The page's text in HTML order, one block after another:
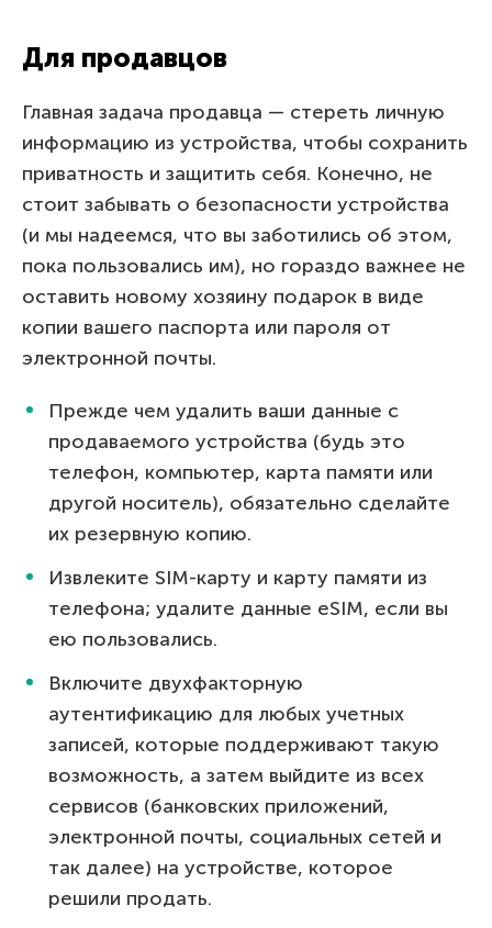
Для продавцов
Главная задача продавца — стереть личную
информацию из устройства, чтобы сохранить
приватность и защитить себя. Конечно, не
стоит забывать о безопасности устройства
(и мы надеемся, что вы заботились об этом,
пока пользовались им), но гораздо важнее не
оставить новому хозяину подарок в виде
копии вашего паспорта или пароля от
электронной почты.
Прежде чем удалить ваши данные с
продаваемого устройства (будь это
телефон, компьютер, карта памяти или
другой носитель), обязательно сделайте
их резервную копию.
Извлеките SIM-карту и карту памяти из
телефона; удалите данные eSIM, если вы
ею пользовались.
Включите двухфакторную
аутентификацию для любых учетных
записей, которые поддерживают такую
возможность, а затем выйдите из всех
сервисов (банковских приложений,
электронной почты, социальных сетей и
так далее) на устройстве, которое
решили продать.